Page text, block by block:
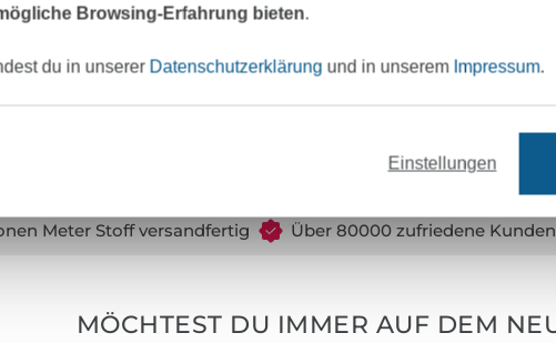
Meter Stoff versandfertig Über 80000 zufriedene Kunden
MÖCHTEST DU IMMER AUF DEM
Browsing-Erfahrung bieten.
du in unserer Datenschutzerklärung und in unserem Impressum.
Einstellungen